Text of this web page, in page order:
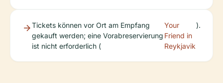
Tickets können vor Ort am Empfang
gekauft werden; eine Vorabreservierung
ist nicht erforderlich (
Your
Friend in
Reykjavik
).